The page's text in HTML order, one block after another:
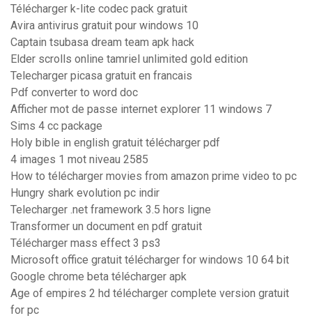
Télécharger k-lite codec pack gratuit
Avira antivirus gratuit pour windows 10
Captain tsubasa dream team apk hack
Elder scrolls online tamriel unlimited gold edition
Telecharger picasa gratuit en francais
Pdf converter to word doc
Afficher mot de passe internet explorer 11 windows 7
Sims 4 cc package
Holy bible in english gratuit télécharger pdf
4 images 1 mot niveau 2585
How to télécharger movies from amazon prime video to pc
Hungry shark evolution pc indir
Telecharger .net framework 3.5 hors ligne
Transformer un document en pdf gratuit
Télécharger mass effect 3 ps3
Microsoft office gratuit télécharger for windows 10 64 bit
Google chrome beta télécharger apk
Age of empires 2 hd télécharger complete version gratuit
for pc